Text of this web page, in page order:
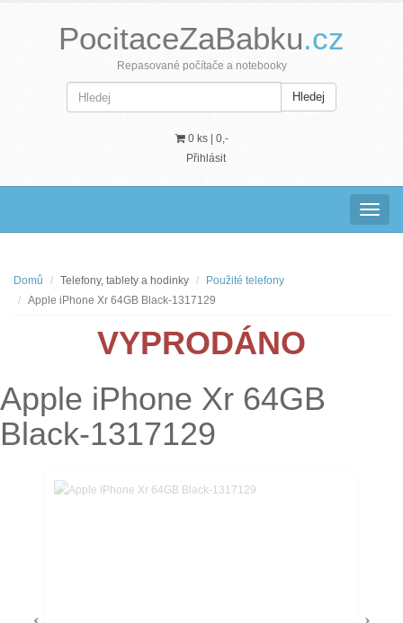
PocitaceZaBabku.cz
Repasované počítače a notebooky
Hledej
0 ks | 0,-
Přihlásit
Domů Telefony, tablety a hodinky
Použité telefony
Apple iPhone Xr 64GB Black-1317129
VYPRODÁNO
Apple iPhone Xr 64GB
Black-1317129